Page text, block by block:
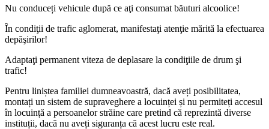
Nu conduceți vehicule după ce aţi consumat băuturi alcoolice!
În condiţii de trafic aglomerat, manifestaţi atenţie mărită la efectuarea
depăşirilor!
Adaptaţi permanent viteza de deplasare la condiţiile de drum şi
trafic!
Pentru liniștea familiei dumneavoastră, dacă aveți posibilitatea,
montați un sistem de supraveghere a locuinței și nu permiteți accesul
în locuință a persoanelor străine care pretind că reprezintă diverse
instituții, dacă nu aveți siguranța că acest lucru este real.